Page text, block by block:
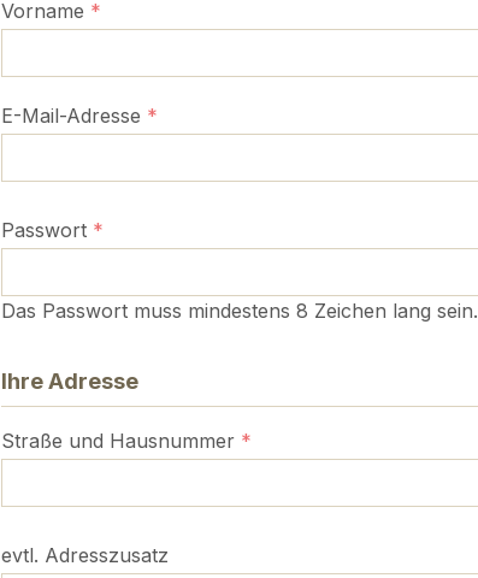
Vorname *
E-Mail-Adresse *
Passwort *
Das Passwort muss mindestens 8 Zeichen lang sein.
Ihre Adresse
Straße und Hausnummer *
evtl. Adresszusatz